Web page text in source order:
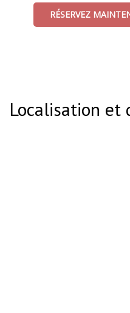
RÉSERVEZ
Localisation et